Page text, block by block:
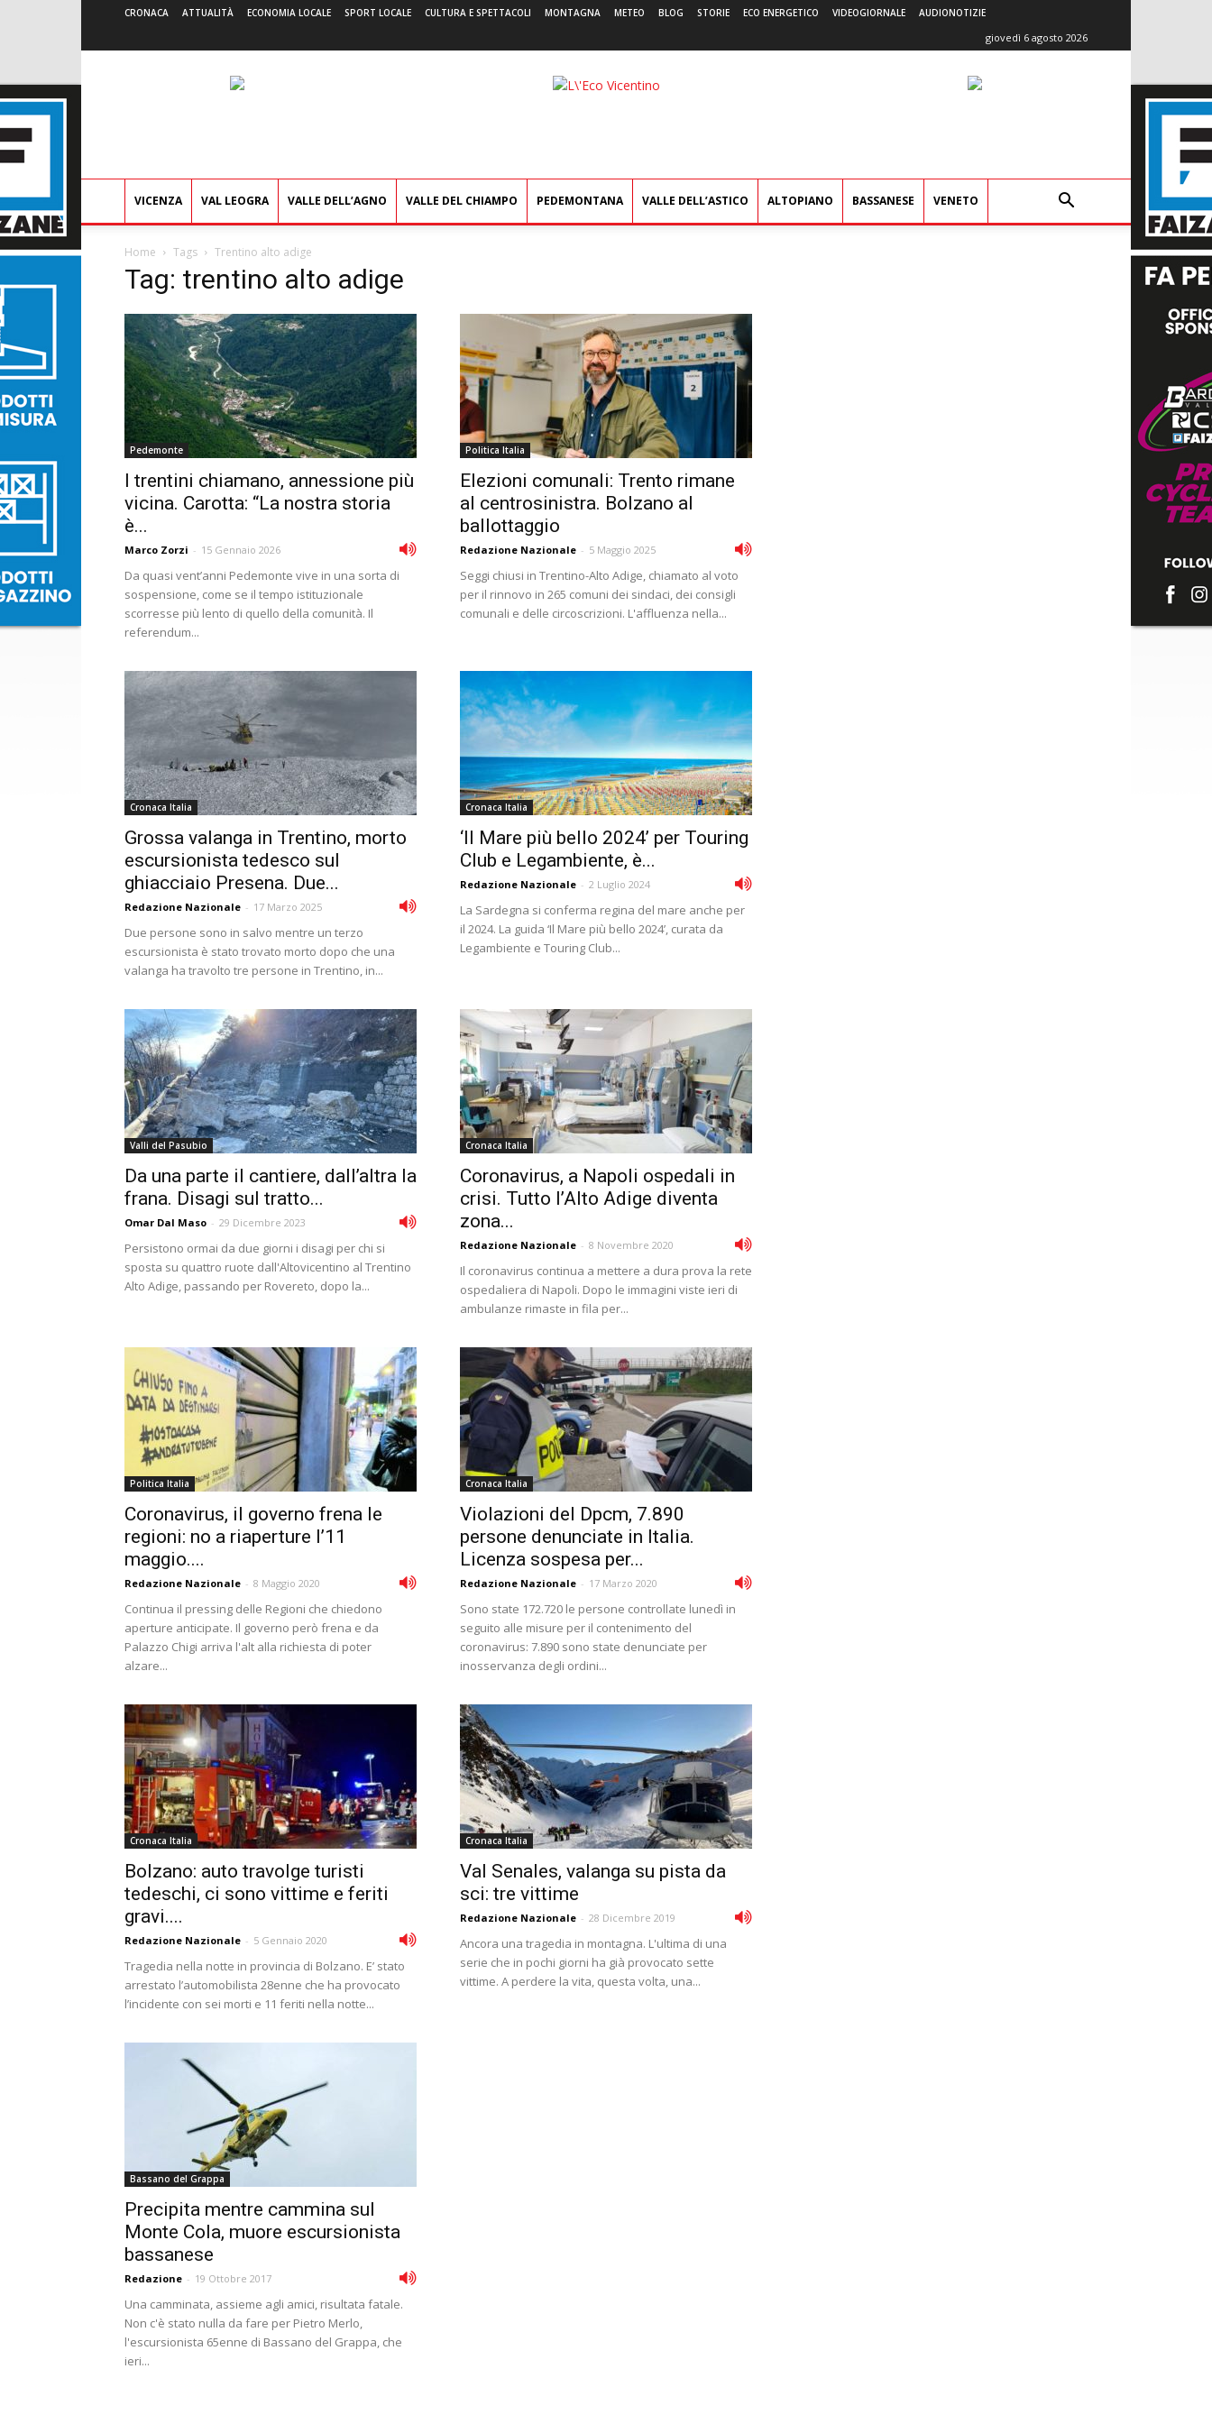
CRONACA ATTUALITÀ ECONOMIA LOCALE SPORT LOCALE CULTURA E SPETTACOLI MONTAGNA METEO BLOG STORIE ECO ENERGETICO VIDEOGIORNALE AUDIONOTIZIE
giovedì 6 agosto 2026
L'Eco
VICENZA VAL LEOGRA VALLE DELL’AGNO VALLE DEL CHIAMPO PEDEMONTANA VALLE DELL’ASTICO ALTOPIANO BASSANESE VENETO
Home Tags Trentino alto adige
Tag: trentino alto adige
Pedemonte
I trentini chiamano, annessione più
vicina. Carotta: “La nostra storia
è...
Marco Zorzi - 15 Gennaio 2026
Da quasi vent’anni Pedemonte vive in una sorta di
sospensione, come se il tempo istituzionale
scorresse più lento di quello della comunità. Il
referendum...
Politica Italia
Elezioni comunali: Trento rimane
al centrosinistra. Bolzano al
ballottaggio
Redazione Nazionale - 5 Maggio 2025
Seggi chiusi in Trentino-Alto Adige, chiamato al voto
per il rinnovo in 265 comuni dei sindaci, dei consigli
comunali e delle circoscrizioni. L'affluenza nella...
Cronaca Italia
Grossa valanga in Trentino, morto
escursionista tedesco sul
ghiacciaio Presena. Due...
Redazione Nazionale - 17 Marzo 2025
Due persone sono in salvo mentre un terzo
escursionista è stato trovato morto dopo che una
valanga ha travolto tre persone in Trentino, in...
Cronaca Italia
‘Il Mare più bello 2024’ per Touring
Club e Legambiente, è...
Redazione Nazionale - 2 Luglio 2024
La Sardegna si conferma regina del mare anche per
il 2024. La guida ‘Il Mare più bello 2024’, curata da
Legambiente e Touring Club...
Valli del Pasubio
Da una parte il cantiere, dall’altra la
frana. Disagi sul tratto...
Omar Dal Maso - 29 Dicembre 2023
Persistono ormai da due giorni i disagi per chi si
sposta su quattro ruote dall'Altovicentino al Trentino
Alto Adige, passando per Rovereto, dopo la...
Cronaca Italia
Coronavirus, a Napoli ospedali in
crisi. Tutto l’Alto Adige diventa
zona...
Redazione Nazionale - 8 Novembre 2020
Il coronavirus continua a mettere a dura prova la rete
ospedaliera di Napoli. Dopo le immagini viste ieri di
ambulanze rimaste in fila per...
Politica Italia
Coronavirus, il governo frena le
regioni: no a riaperture l’11
maggio....
Redazione Nazionale - 8 Maggio 2020
Continua il pressing delle Regioni che chiedono
aperture anticipate. Il governo però frena e da
Palazzo Chigi arriva l'alt alla richiesta di poter
alzare...
Cronaca Italia
Violazioni del Dpcm, 7.890
persone denunciate in Italia.
Licenza sospesa per...
Redazione Nazionale - 17 Marzo 2020
Sono state 172.720 le persone controllate lunedì in
seguito alle misure per il contenimento del
coronavirus: 7.890 sono state denunciate per
inosservanza degli ordini...
Cronaca Italia
Bolzano: auto travolge turisti
tedeschi, ci sono vittime e feriti
gravi....
Redazione Nazionale - 5 Gennaio 2020
Tragedia nella notte in provincia di Bolzano. E’ stato
arrestato l’automobilista 28enne che ha provocato
l’incidente con sei morti e 11 feriti nella notte...
Cronaca Italia
Val Senales, valanga su pista da
sci: tre vittime
Redazione Nazionale - 28 Dicembre 2019
Ancora una tragedia in montagna. L'ultima di una
serie che in pochi giorni ha già provocato sette
vittime. A perdere la vita, questa volta, una...
Bassano del Grappa
Precipita mentre cammina sul
Monte Cola, muore escursionista
bassanese
Redazione - 19 Ottobre 2017
Una camminata, assieme agli amici, risultata fatale.
Non c'è stato nulla da fare per Pietro Merlo,
l'escursionista 65enne di Bassano del Grappa, che
ieri...